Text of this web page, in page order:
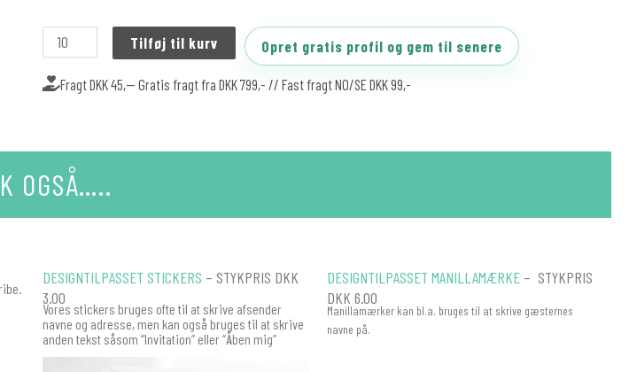
Tilføj til kurv Opret gratis profil og gem til senere
Fragt DKK 45,-- Gratis fragt fra DKK 799,- // Fast fragt NO/SE DKK 99,-
OGSÅ…..
DESIGNTILPASSET STICKERS – STYKPRIS DKK
3.00
Vores stickers bruges ofte til at skrive afsender
navne og adresse, men kan også bruges til at skrive
anden tekst såsom “Invitation” eller “Åben mig”
DESIGNTILPASSET MANILLAMÆRKE – STYKPRIS
DKK 6.00
Manillamærker kan bl.a. bruges til at skrive gæsternes
navne på.